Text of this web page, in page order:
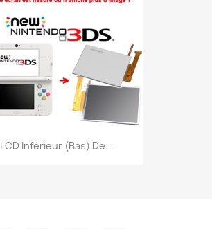
LCD Inférieur (Bas) De...